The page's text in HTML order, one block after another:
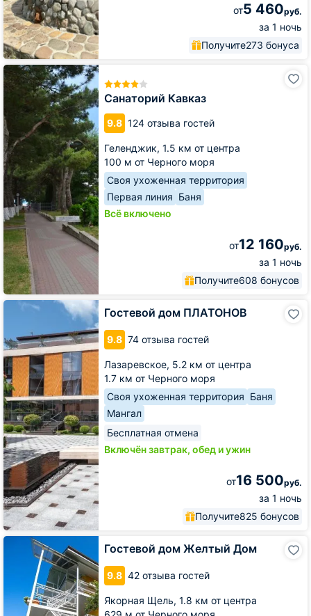
от5 460руб.
за 1 ночь
Получите273 бонуса
Санаторий Кавказ
9.8 124 отзыва гостей
Геленджик, 1.5 км от центра
100 м от Черного моря
Своя ухоженная территория
Первая линия Баня
Всё включено
от12 160руб.
за 1 ночь
Получите608 бонусов
Санаторий
Кавказ
Гостевой дом ПЛАТОНОВ
9.8 74 отзыва гостей
Лазаревское, 5.2 км от центра
1.7 км от Черного моря
Своя ухоженная территория Баня
Мангал
Бесплатная отмена
Включён завтрак, обед и ужин
от16 500руб.
за 1 ночь
Получите825 бонусов
Гостевой
ПЛАТОНОВ
Гостевой дом Желтый Дом
9.8 42 отзыва гостей
Якорная Щель, 1.8 км от центра
Гостевой